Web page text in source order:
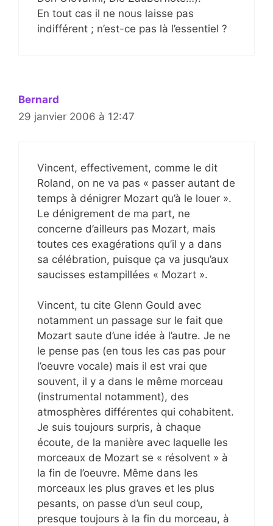
En tout cas il ne nous laisse pas
indifférent ; n’est-ce pas là l’essentiel ?
Bernard
29 janvier 2006 à 12:47
Vincent, effectivement, comme le dit
Roland, on ne va pas « passer autant de
temps à dénigrer Mozart qu’à le louer ».
Le dénigrement de ma part, ne
concerne d’ailleurs pas Mozart, mais
toutes ces exagérations qu’il y a dans
sa célébration, puisque ça va jusqu’aux
saucisses estampillées « Mozart ».
Vincent, tu cite Glenn Gould avec
notamment un passage sur le fait que
Mozart saute d’une idée à l’autre. Je ne
le pense pas (en tous les cas pas pour
l’oeuvre vocale) mais il est vrai que
souvent, il y a dans le même morceau
(instrumental notamment), des
atmosphères différentes qui cohabitent.
Je suis toujours surpris, à chaque
écoute, de la manière avec laquelle les
morceaux de Mozart se « résolvent » à
la fin de l’oeuvre. Même dans les
morceaux les plus graves et les plus
pesants, on passe d’un seul coup,
presque toujours à la fin du morceau, à